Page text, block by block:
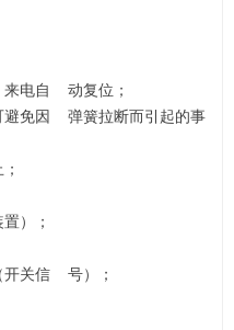
来电自 动复位；
避免因 弹簧拉断而引起的事
）；
开关信 号）；